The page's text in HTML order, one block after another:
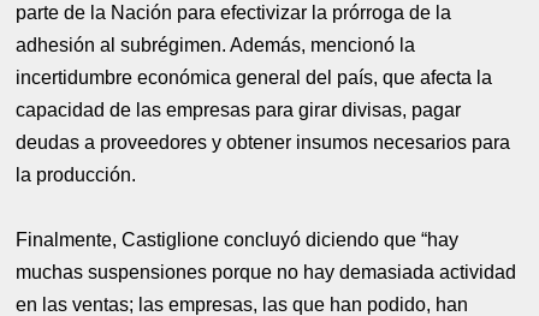
parte de la Nación para efectivizar la prórroga de la
adhesión al subrégimen. Además, mencionó la
incertidumbre económica general del país, que afecta la
capacidad de las empresas para girar divisas, pagar
deudas a proveedores y obtener insumos necesarios para
la producción.
Finalmente, Castiglione concluyó diciendo que “hay
muchas suspensiones porque no hay demasiada actividad
en las ventas; las empresas, las que han podido, han